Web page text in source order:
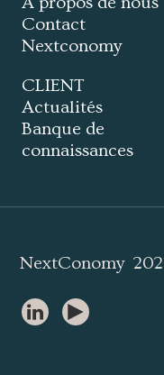
Contact
Nextconomy
CLIENT
Actualités
Banque de
connaissances
NextConomy